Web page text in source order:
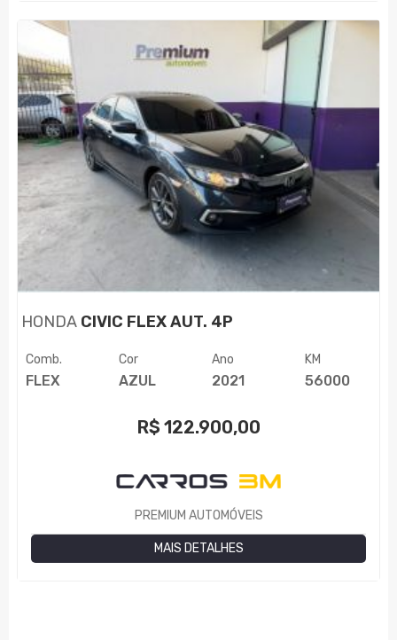
HONDA CIVIC FLEX AUT. 4P
Comb.
FLEX
Cor
AZUL
Ano
2021
KM
56000
R$ 122.900,00
PREMIUM AUTOMÓVEIS
MAIS DETALHES